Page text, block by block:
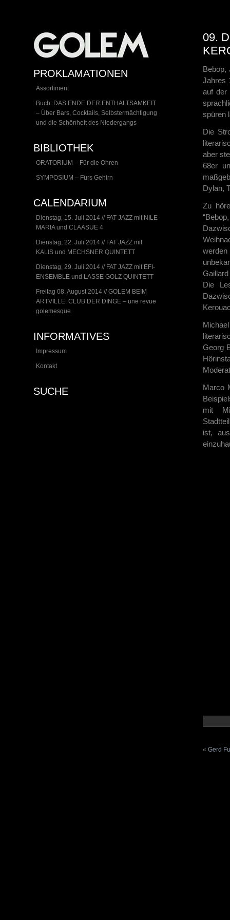
PROKLAMATIONEN
Assortiment
Buch: DAS ENDE DER ENTHALTSAMKEIT
– Über Bars, Cocktails, Selbstermächtigung
und die Schönheit des Niedergangs
BIBLIOTHEK
ORATORIUM – Für die Ohren
SYMPOSIUM – Fürs Gehirn
CALENDARIUM
Dienstag, 15. Juli 2014 // FAT JAZZ mit NILE
MARIA und CLAASUE 4
Dienstag, 22. Juli 2014 // FAT JAZZ mit
KALIS und MECHSNER QUINTETT
Dienstag, 29. Juli 2014 // FAT JAZZ mit EFI-
ENSEMBLE und LASSE GOLZ QUINTETT
Freitag 08. August 2014 // GOLEM BEIM
ARTVILLE: CLUB DER DINGE – une revue
golemesque
INFORMATIVES
Impressum
Kontakt
SUCHE
09.
Bebop,
Jahres
auf der
spüren
Die
aber
68er
Dylan,
Zu
Die
Georg
Marco
mit
ist,
« Gerd